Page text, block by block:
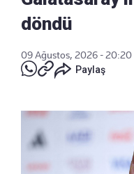
döndü
09 Ağustos, 2026 - 20:20
Paylaş